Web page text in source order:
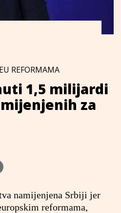
REFORMAMA
1,5 milijardi
za
namijenjena Srbiji jer
reformama,